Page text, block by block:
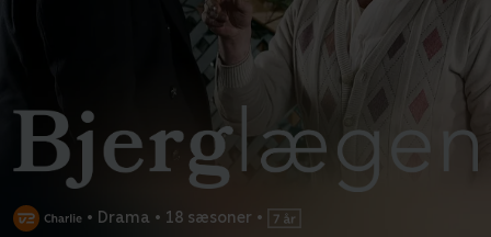
• Drama • 18 sæsoner •